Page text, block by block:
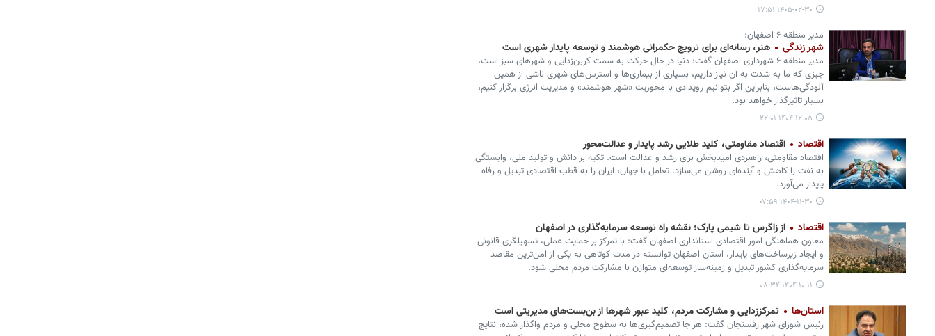
۱۴۰۵-۰۲-۳۰ ۱۷:۵۱
مدیر منطقه ۶ اصفهان:
شهر زندگی هنر، رسانه‌ای برای ترویج حکمرانی هوشمند و توسعه پایدار شهری است
مدیر منطقه ۶ شهرداری اصفهان گفت: دنیا در حال حرکت به سمت کربن‌زدایی و شهرهای سبز است،
چیزی که ما به شدت به آن نیاز داریم، بسیاری از بیماری‌ها و استرس‌های شهری ناشی از همین
آلودگی‌هاست، بنابراین اگر بتوانیم رویدادی با محوریت «شهر هوشمند» و مدیریت انرژی برگزار کنیم،
بسیار تاثیرگذار خواهد بود.
۱۴۰۴-۱۲-۰۵ ۲۲:۰۱
اقتصاد اقتصاد مقاومتی، کلید طلایی رشد پایدار و عدالت‌محور
اقتصاد مقاومتی، راهبردی امیدبخش برای رشد و عدالت است. تکیه بر دانش و تولید ملی، وابستگی
به نفت را کاهش و آینده‌ای روشن می‌سازد. تعامل با جهان، ایران را به قطب اقتصادی تبدیل و رفاه
پایدار می‌آورد.
۱۴۰۴-۱۱-۳۰ ۰۷:۵۹
اقتصاد از زاگرس تا شیمی پارک؛ نقشه راه توسعه سرمایه‌گذاری در اصفهان
معاون هماهنگی امور اقتصادی استانداری اصفهان گفت: با تمرکز بر حمایت عملی، تسهیلگری قانونی
و ایجاد زیرساخت‌های پایدار، استان اصفهان توانسته در مدت کوتاهی به یکی از امن‌ترین مقاصد
سرمایه‌گذاری کشور تبدیل و زمینه‌ساز توسعه‌ای متوازن با مشارکت مردم محلی شود.
۱۴۰۴-۱۰-۱۱ ۰۸:۳۴
استان‌ها تمرکززدایی و مشارکت مردم، کلید عبور شهرها از بن‌بست‌های مدیریتی است
رئیس شورای شهر رفسنجان گفت: هر جا تصمیم‌گیری‌ها به سطوح محلی و مردم واگذار شده، نتایج